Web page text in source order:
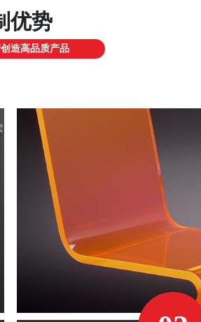
优势
造高品质产品